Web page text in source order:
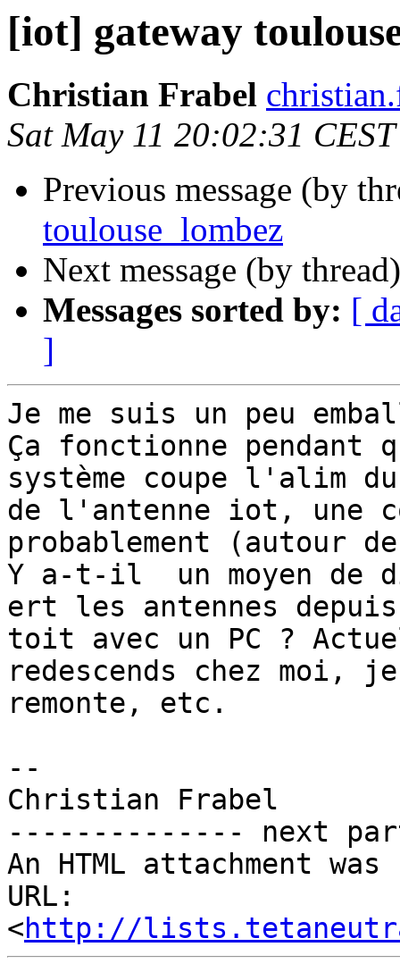
[iot] gateway
Christian Frabel
Sat May 11 20:02:31
Previous message (by
toulouse_lombez
Next message (by
Messages sorted by: [
]
Je me suis un peu
Ça fonctionne pendant
système coupe l'alim
de l'antenne iot, une
probablement (autour
Y a-t-il  un moyen de
ert les antennes
toit avec un PC ?
redescends chez moi, je
remonte, etc.
--
Christian Frabel
-------------- next
An HTML attachment
URL:
<http://